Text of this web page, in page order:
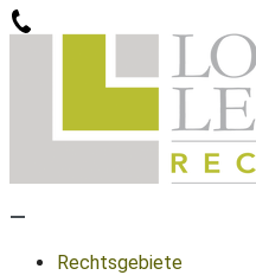
Zum
Rechtsgebiete